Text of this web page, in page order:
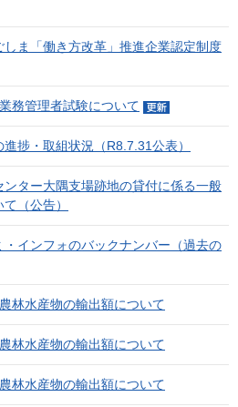
しま「働き方改革」推進企業認定制度
務管理者試験について
捗・取組状況（R8.7.31公表）
ンター大隅支場跡地の貸付に係る一般
（公告）
・インフォのバックナンバー（過去の
林水産物の輸出額について
林水産物の輸出額について
林水産物の輸出額について